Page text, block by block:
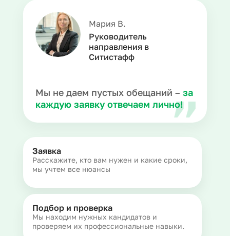
Мария В.
Руководитель
направления в
Ситистафф
Мы не даем пустых обещаний – за
каждую заявку отвечаем лично!
Заявка
Расскажите, кто вам нужен и какие сроки,
мы учтем все нюансы
Подбор и проверка
Мы находим нужных кандидатов и
проверяем их профессиональные навыки.